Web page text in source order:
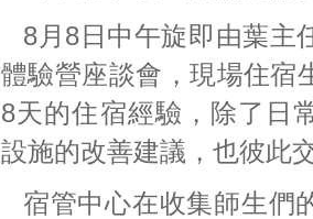
8月8日中午旋即由葉主
體驗營座談會，現場住宿
8天的住宿經驗，除了日
設施的改善建議，也彼此
宿管中心在收集師生們